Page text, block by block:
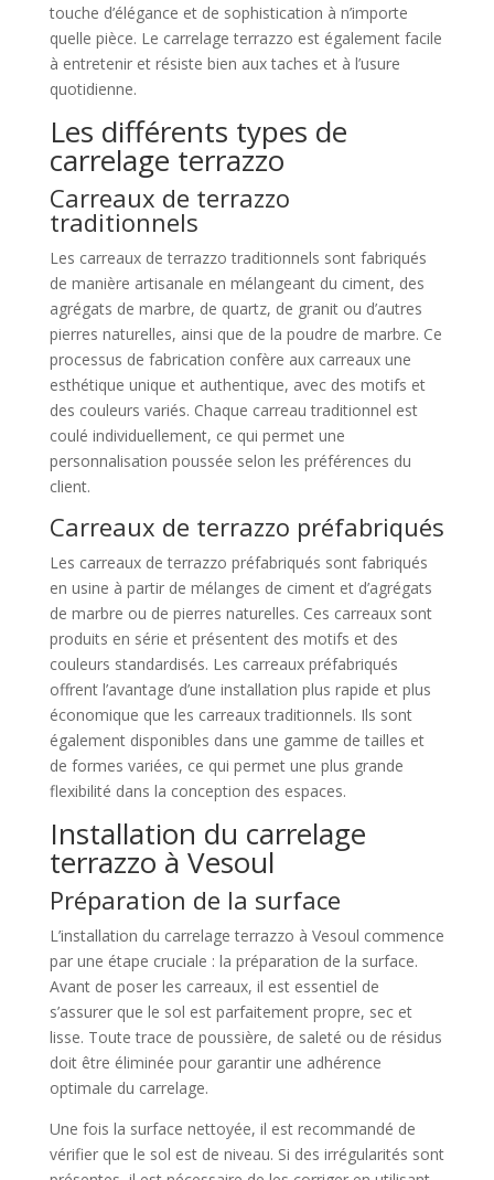
touche d’élégance et de sophistication à n’importe
quelle pièce. Le carrelage terrazzo est également facile
à entretenir et résiste bien aux taches et à l’usure
quotidienne.
Les différents types de
carrelage terrazzo
Carreaux de terrazzo
traditionnels
Les carreaux de terrazzo traditionnels sont fabriqués
de manière artisanale en mélangeant du ciment, des
agrégats de marbre, de quartz, de granit ou d’autres
pierres naturelles, ainsi que de la poudre de marbre. Ce
processus de fabrication confère aux carreaux une
esthétique unique et authentique, avec des motifs et
des couleurs variés. Chaque carreau traditionnel est
coulé individuellement, ce qui permet une
personnalisation poussée selon les préférences du
client.
Carreaux de terrazzo préfabriqués
Les carreaux de terrazzo préfabriqués sont fabriqués
en usine à partir de mélanges de ciment et d’agrégats
de marbre ou de pierres naturelles. Ces carreaux sont
produits en série et présentent des motifs et des
couleurs standardisés. Les carreaux préfabriqués
offrent l’avantage d’une installation plus rapide et plus
économique que les carreaux traditionnels. Ils sont
également disponibles dans une gamme de tailles et
de formes variées, ce qui permet une plus grande
flexibilité dans la conception des espaces.
Installation du carrelage
terrazzo à Vesoul
Préparation de la surface
L’installation du carrelage terrazzo à Vesoul commence
par une étape cruciale : la préparation de la surface.
Avant de poser les carreaux, il est essentiel de
s’assurer que le sol est parfaitement propre, sec et
lisse. Toute trace de poussière, de saleté ou de résidus
doit être éliminée pour garantir une adhérence
optimale du carrelage.
Une fois la surface nettoyée, il est recommandé de
vérifier que le sol est de niveau. Si des irrégularités sont